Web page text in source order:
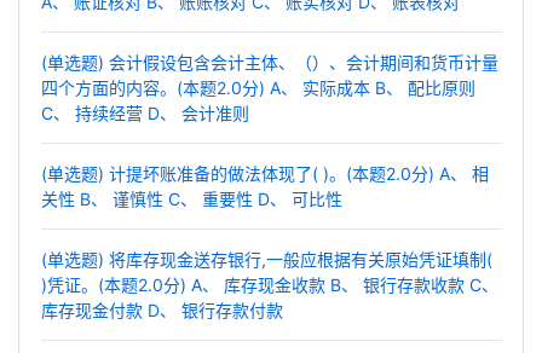
(单选题) 会计假设包含会计主体、（）、会计期间和货币计量
四个方面的内容。(本题2.0分) A、 实际成本 B、 配比原则
C、 持续经营 D、 会计准则
(单选题) 计提坏账准备的做法体现了( )。(本题2.0分) A、 相
关性 B、 谨慎性 C、 重要性 D、 可比性
(单选题) 将库存现金送存银行,一般应根据有关原始凭证填制(
)凭证。(本题2.0分) A、 库存现金收款 B、 银行存款收款 C、
库存现金付款 D、 银行存款付款